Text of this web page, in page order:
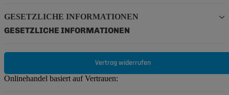
GESETZLICHE INFORMATIONEN
GESETZLICHE INFORMATIONEN
Vertrag widerrufen
Onlinehandel basiert auf Vertrauen: